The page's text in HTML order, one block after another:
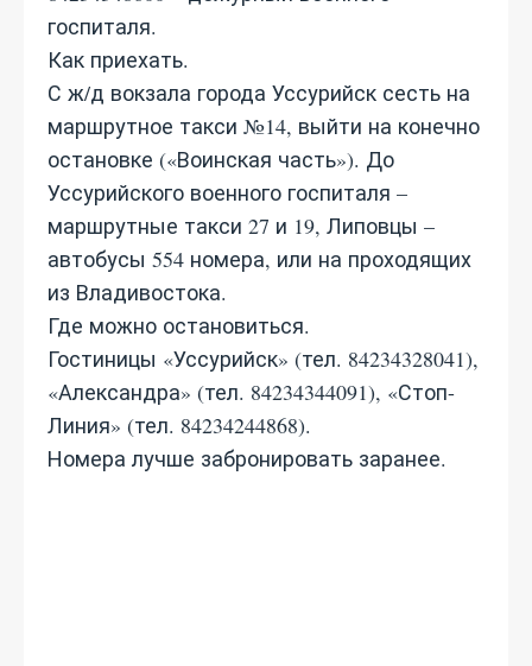
госпиталя.
Как приехать.
С ж/д вокзала города Уссурийск сесть на
маршрутное такси №14, выйти на конечно
остановке («Воинская часть»). До
Уссурийского военного госпиталя –
маршрутные такси 27 и 19, Липовцы –
автобусы 554 номера, или на проходящих
из Владивостока.
Где можно остановиться.
Гостиницы «Уссурийск» (тел. 84234328041),
«Александра» (тел. 84234344091), «Стоп-
Линия» (тел. 84234244868).
Номера лучше забронировать заранее.